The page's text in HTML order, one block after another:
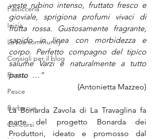
Pasticceria
Inizia
La tua community
Consigli per il blog
Risotto
Pesce
Barbecue
Concorsi
veste rubino intenso, fruttato fresco e
gioviale, sprigiona profumi vivaci di
frutta rossa. Gustosamente fragrante,
sapido in linea con morbidezza e
corpo. Perfetto compagno del tipico
salume Varzi e naturalmente a tutto
pasto  …”
(Antonietta Mazzeo)
La Bonarda Zavola di La Travaglina fa
parte del progetto Bonarda dei
Produttori, ideato e promosso dal